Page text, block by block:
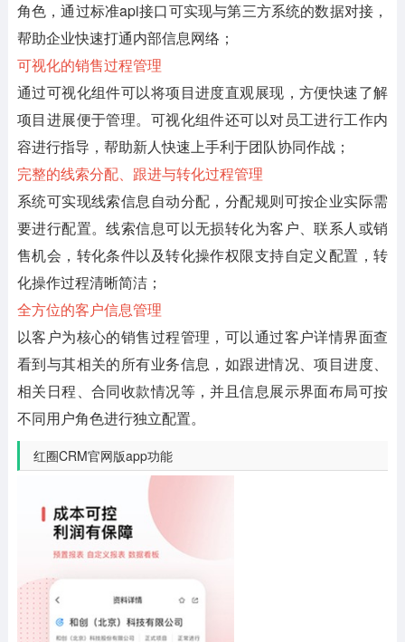
角色，通过标准api接口可实现与第三方系统的数据对接，
帮助企业快速打通内部信息网络；
可视化的销售过程管理
通过可视化组件可以将项目进度直观展现，方便快速了解
项目进展便于管理。可视化组件还可以对员工进行工作内
容进行指导，帮助新人快速上手利于团队协同作战；
完整的线索分配、跟进与转化过程管理
系统可实现线索信息自动分配，分配规则可按企业实际需
要进行配置。线索信息可以无损转化为客户、联系人或销
售机会，转化条件以及转化操作权限支持自定义配置，转
化操作过程清晰简洁；
全方位的客户信息管理
以客户为核心的销售过程管理，可以通过客户详情界面查
看到与其相关的所有业务信息，如跟进情况、项目进度、
相关日程、合同收款情况等，并且信息展示界面布局可按
不同用户角色进行独立配置。
​​​​​​​红圈CRM官网版app功能